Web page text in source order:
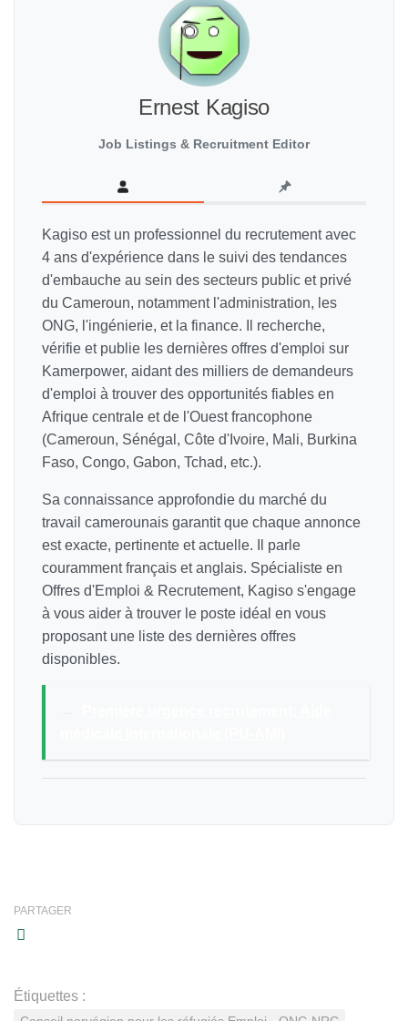
Ernest Kagiso
Job Listings & Recruitment Editor
Kagiso est un professionnel du recrutement avec
4 ans d'expérience dans le suivi des tendances
d'embauche au sein des secteurs public et privé
du Cameroun, notamment l'administration, les
ONG, l'ingénierie, et la finance. Il recherche,
vérifie et publie les dernières offres d'emploi sur
Kamerpower, aidant des milliers de demandeurs
d'emploi à trouver des opportunités fiables en
Afrique centrale et de l'Ouest francophone
(Cameroun, Sénégal, Côte d'Ivoire, Mali, Burkina
Faso, Congo, Gabon, Tchad, etc.).
Sa connaissance approfondie du marché du
travail camerounais garantit que chaque annonce
est exacte, pertinente et actuelle. Il parle
couramment français et anglais. Spécialiste en
Offres d'Emploi & Recrutement, Kagiso s'engage
à vous aider à trouver le poste idéal en vous
proposant une liste des dernières offres
disponibles.
PARTAGER
Étiquettes :